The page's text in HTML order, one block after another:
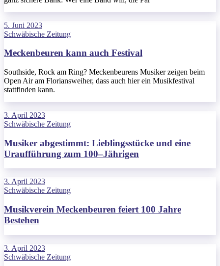
5. Juni 2023
Schwäbische Zeitung
Meckenbeuren kann auch Festival
Southside, Rock am Ring? Meckenbeurens Musiker zeigen beim
Open Air am Floriansweiher, dass auch hier ein Musikfestival
stattfinden kann.
3. April 2023
Schwäbische Zeitung
Musiker abgestimmt: Lieblingsstücke und eine
Uraufführung zum 100–Jährigen
3. April 2023
Schwäbische Zeitung
Musikverein Meckenbeuren feiert 100 Jahre
Bestehen
3. April 2023
Schwäbische Zeitung